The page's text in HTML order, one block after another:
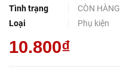
Tình trạng
CÒN HÀNG
Loại
Phụ kiện
10.800₫